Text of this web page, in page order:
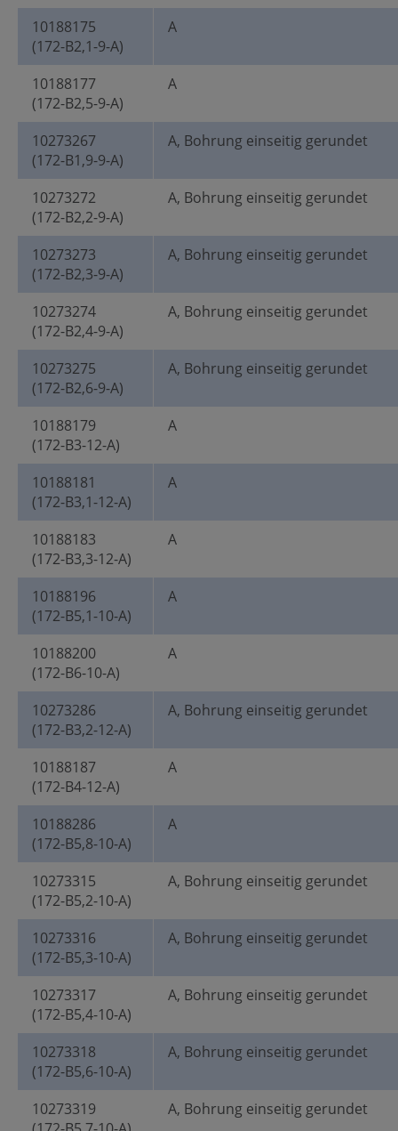
10188175
(172-B2,1-9-A)
A
10188177
(172-B2,5-9-A)
A
10273267
(172-B1,9-9-A)
A, Bohrung einseitig gerundet
10273272
(172-B2,2-9-A)
A, Bohrung einseitig gerundet
10273273
(172-B2,3-9-A)
A, Bohrung einseitig gerundet
10273274
(172-B2,4-9-A)
A, Bohrung einseitig gerundet
10273275
(172-B2,6-9-A)
A, Bohrung einseitig gerundet
10188179
(172-B3-12-A)
A
10188181
(172-B3,1-12-A)
A
10188183
(172-B3,3-12-A)
A
10188196
(172-B5,1-10-A)
A
10188200
(172-B6-10-A)
A
10273286
(172-B3,2-12-A)
A, Bohrung einseitig gerundet
10188187
(172-B4-12-A)
A
10188286
(172-B5,8-10-A)
A
10273315
(172-B5,2-10-A)
A, Bohrung einseitig gerundet
10273316
(172-B5,3-10-A)
A, Bohrung einseitig gerundet
10273317
(172-B5,4-10-A)
A, Bohrung einseitig gerundet
10273318
(172-B5,6-10-A)
A, Bohrung einseitig gerundet
10273319
A, Bohrung einseitig gerundet